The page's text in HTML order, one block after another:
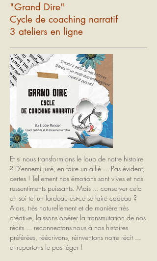
"Grand Dire"
Cycle de coaching narratif
3 ateliers en ligne
Et si nous transformions le loup de notre histoire
? D’ennemi juré, en faire un allié ... Pas évident,
certes ! Tellement nos émotions sont vives et nos
ressentiments puissants. Mais ... conserver cela
en soi tel un fardeau est-ce se faire cadeau ?
Alors, très naturellement et de manière très
créative, laissons opérer la transmutation de nos
récits ... reconnectons-nous à nos histoires
préférées, réécrivons, réinventons notre récit ...
et repartons le pas léger !